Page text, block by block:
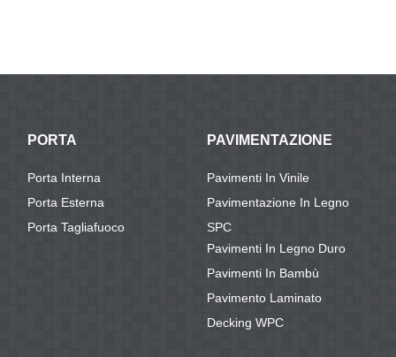
PORTA
Porta Interna
Porta Esterna
Porta Tagliafuoco
PAVIMENTAZIONE
Pavimenti In Vinile
Pavimentazione In Legno
SPC
Pavimenti In Legno Duro
Pavimenti In Bambù
Pavimento Laminato
Decking WPC